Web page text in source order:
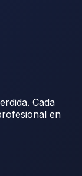
Cada
en